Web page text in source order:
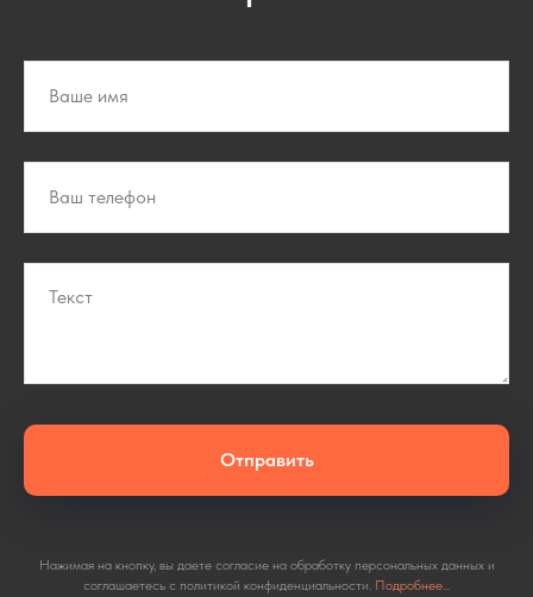
Отправить
Нажимая на кнопку, вы даете согласие на обработку персональных данных и
соглашаетесь c политикой конфиденциальности. Подробнее...